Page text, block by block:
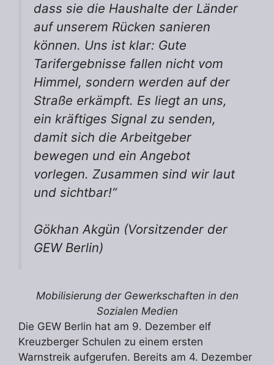
dass sie die Haushalte der Länder
auf unserem Rücken sanieren
können. Uns ist klar: Gute
Tarifergebnisse fallen nicht vom
Himmel, sondern werden auf der
Straße erkämpft. Es liegt an uns,
ein kräftiges Signal zu senden,
damit sich die Arbeitgeber
bewegen und ein Angebot
vorlegen. Zusammen sind wir laut
und sichtbar!“
Gökhan Akgün (Vorsitzender der
GEW Berlin)
Mobilisierung der Gewerkschaften in den
Sozialen Medien
Die GEW Berlin hat am 9. Dezember elf
Kreuzberger Schulen zu einem ersten
Warnstreik aufgerufen. Bereits am 4. Dezember